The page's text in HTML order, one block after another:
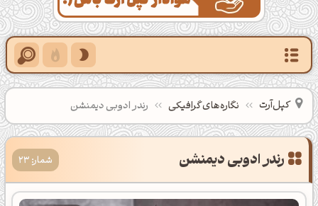
کپل‌آرت نگاره‌های گرافیکی رندر ادوبی دیمنشن
رندر ادوبی دیمنشن شمار: 23